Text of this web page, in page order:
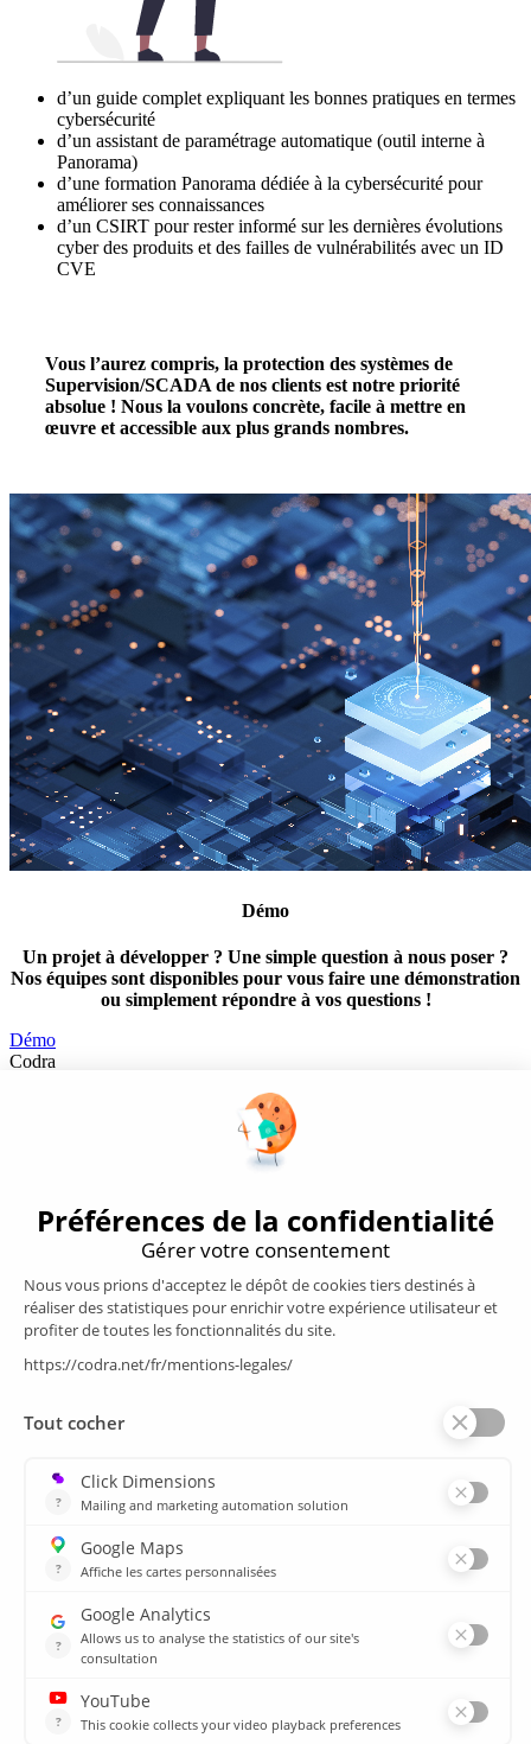
d’un guide complet expliquant les bonnes pratiques en termes
cybersécurité
d’un assistant de paramétrage automatique (outil interne à
Panorama)
d’une formation Panorama dédiée à la cybersécurité pour
améliorer ses connaissances
d’un CSIRT pour rester informé sur les dernières évolutions
cyber des produits et des failles de vulnérabilités avec un ID
CVE
Vous l’aurez compris, la protection des systèmes de
Supervision/SCADA de nos clients est notre priorité
absolue ! Nous la voulons concrète, facile à mettre en
œuvre et accessible aux plus grands nombres.
Démo
Un projet à développer ? Une simple question à nous poser ?
Nos équipes sont disponibles pour vous faire une démonstration
ou simplement répondre à vos questions !
Démo
Codra
Éditeur des logiciels Panorama Suite et COOX Origin, CODRA est
également un acteur reconnu dans le secteur de l'ingénierie logicielle
Supervision/SCADA
Suivi énergie
MES
Formations
plan du site
Ressources
Médiathèque
CSIRT
Agences
Agences
© 2026 CODRA. Tous Droits Réservés.